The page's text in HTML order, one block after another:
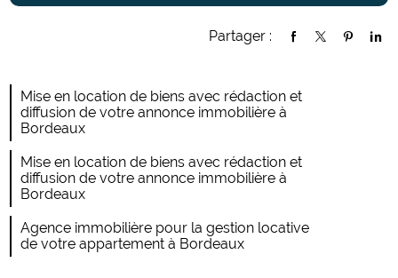
Partager :
Mise en location de biens avec rédaction et
diffusion de votre annonce immobilière à
Bordeaux
Mise en location de biens avec rédaction et
diffusion de votre annonce immobilière à
Bordeaux
Agence immobilière pour la gestion locative
de votre appartement à Bordeaux